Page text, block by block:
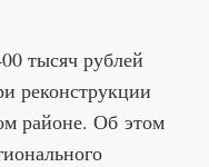
тысяч рублей
реконструкции
районе. Об этом